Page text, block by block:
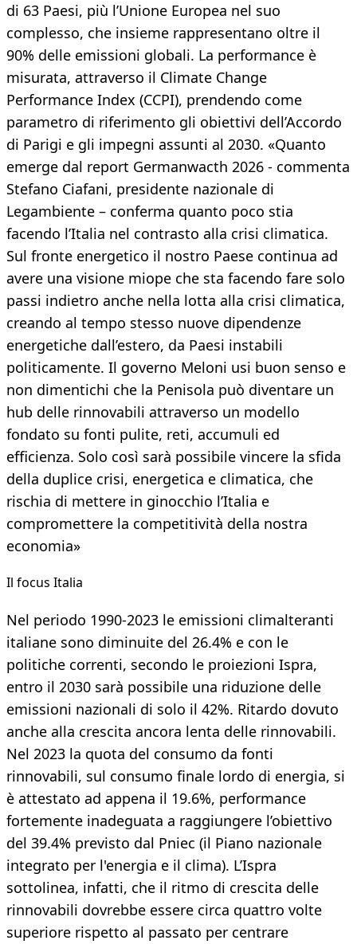
di 63 Paesi, più l’Unione Europea nel suo
complesso, che insieme rappresentano oltre il
90% delle emissioni globali. La performance è
misurata, attraverso il Climate Change
Performance Index (CCPI), prendendo come
parametro di riferimento gli obiettivi dell’Accordo
di Parigi e gli impegni assunti al 2030. «Quanto
emerge dal report Germanwacth 2026 - commenta
Stefano Ciafani, presidente nazionale di
Legambiente – conferma quanto poco stia
facendo l’Italia nel contrasto alla crisi climatica.
Sul fronte energetico il nostro Paese continua ad
avere una visione miope che sta facendo fare solo
passi indietro anche nella lotta alla crisi climatica,
creando al tempo stesso nuove dipendenze
energetiche dall’estero, da Paesi instabili
politicamente. Il governo Meloni usi buon senso e
non dimentichi che la Penisola può diventare un
hub delle rinnovabili attraverso un modello
fondato su fonti pulite, reti, accumuli ed
efficienza. Solo così sarà possibile vincere la sfida
della duplice crisi, energetica e climatica, che
rischia di mettere in ginocchio l’Italia e
compromettere la competitività della nostra
economia»
Il focus Italia
Nel periodo 1990-2023 le emissioni climalteranti
italiane sono diminuite del 26.4% e con le
politiche correnti, secondo le proiezioni Ispra,
entro il 2030 sarà possibile una riduzione delle
emissioni nazionali di solo il 42%. Ritardo dovuto
anche alla crescita ancora lenta delle rinnovabili.
Nel 2023 la quota del consumo da fonti
rinnovabili, sul consumo finale lordo di energia, si
è attestato ad appena il 19.6%, performance
fortemente inadeguata a raggiungere l’obiettivo
del 39.4% previsto dal Pniec (il Piano nazionale
integrato per l'energia e il clima). L’Ispra
sottolinea, infatti, che il ritmo di crescita delle
rinnovabili dovrebbe essere circa quattro volte
superiore rispetto al passato per centrare